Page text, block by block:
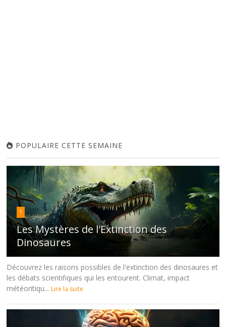
POPULAIRE CETTE SEMAINE
1
Les Mystères de l'Extinction des
Dinosaures
Découvrez les raisons possibles de l'extinction des dinosaures et
les débats scientifiques qui les entourent. Climat, impact
météoritiqu... Lire la suite